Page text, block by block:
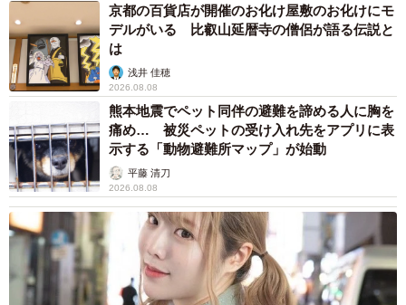
京都の百貨店が開催のお化け屋敷のお化けにモ
デルがいる 比叡山延暦寺の僧侶が語る伝説と
は
浅井 佳穂
2026.08.08
熊本地震でペット同伴の避難を諦める人に胸を
痛め… 被災ペットの受け入れ先をアプリに表
示する「動物避難所マップ」が始動
平藤 清刀
2026.08.08